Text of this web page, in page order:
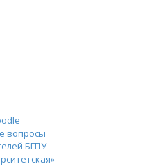
вопросы
БГПУ